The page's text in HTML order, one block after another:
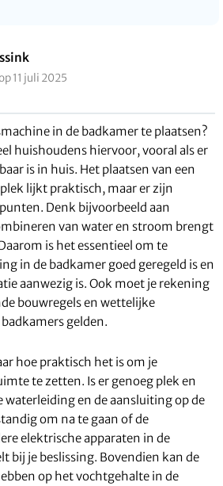
11 juli 2025
in de badkamer te plaatsen?
huishoudens hiervoor, vooral als er
is in huis. Het plaatsen van een
lijkt praktisch, maar er zijn
Denk bijvoorbeeld aan
van water en stroom brengt
is het essentieel om te
in de badkamer goed geregeld is en
aanwezig is. Ook moet je rekening
bouwregels en wettelijke
gelden.
hoe praktisch het is om je
te zetten. Is er genoeg plek en
waterleiding en de aansluiting op de
om na te gaan of de
elektrische apparaten in de
bij je beslissing. Bovendien kan de
op het vochtgehalte in de